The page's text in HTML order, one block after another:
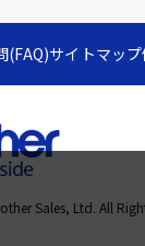
(FAQ)サイトマップ
Sales, Ltd. All